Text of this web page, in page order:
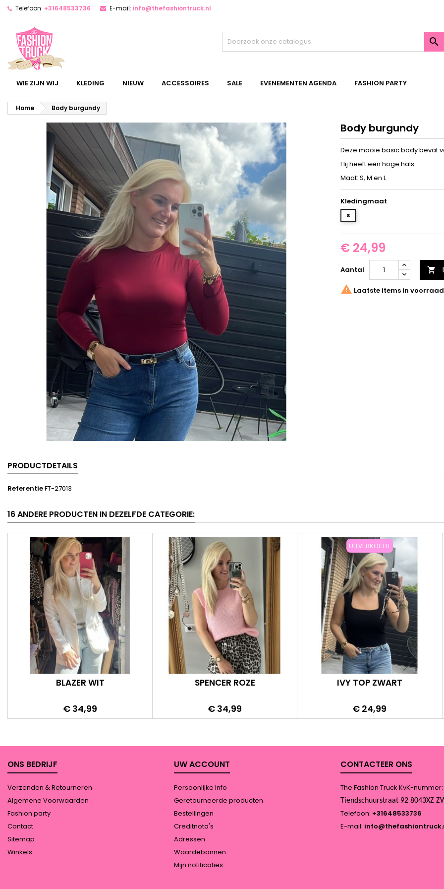
Telefoon: +31648533736 E-mail: info@thefashiontruck.nl

WIE ZIJN WIJ KLEDING NIEUW ACCESSOIRES SALE EVENEMENTEN AGENDA FASHION PARTY
Home Body burgundy
Body burgundy
Deze mooie basic body bevat
Hij heeft een hoge hals.
Maat: S, M en L
Kledingmaat
s
€ 24,99
Aantal 
 Laatste items in voorraad
PRODUCTDETAILS
ReferentieFT-27013
16 ANDERE PRODUCTEN IN DEZELFDE CATEGORIE:
BLAZER WIT
Prijs
€ 34,99
SPENCER ROZE
Prijs
€ 34,99
UITVERKOCHT
IVY TOP ZWART
Prijs
€ 24,99
ONS BEDRIJF
Verzenden & Retourneren
Algemene Voorwaarden
Fashion party
Contact
Sitemap
Winkels
UW ACCOUNT
Persoonlijke Info
Geretourneerde producten
Bestellingen
Creditnota's
Adressen
Waardebonnen
Mijn notificaties
CONTACTEER ONS
The Fashion Truck KvK-
Tiendschuurstraat 92 8043XZ
Telefoon: +31648533736
E-mail: